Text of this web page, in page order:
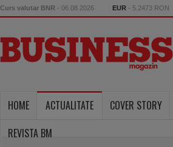
Curs valutar BNR - 06.08.2026 EUR - 5.2473 RON
HOME ACTUALITATE COVER STORY
REVISTA BM